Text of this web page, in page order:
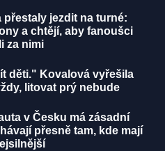
přestaly jezdit na turné:
a chtějí, aby fanoušci
za nimi
děti." Kovalová vyřešila
litovat prý nebude
v Česku má zásadní
přesně tam, kde mají